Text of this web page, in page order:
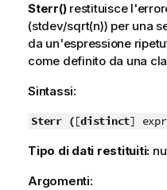
Sterr()restituisce
(stdev/sqrt(n)) per una
da un'espressione
come definito da una
Sintassi:
Sterr ([distinct] expr
Tipo di dati restituiti:
Argomenti: